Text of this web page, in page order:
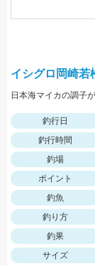
イシグロ岡崎若
日本海マイカの調子
釣行日
釣行時間
釣場
ポイント
釣魚
釣り方
釣果
サイズ